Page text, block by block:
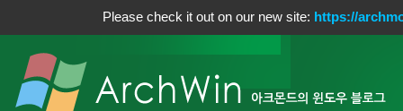
Please check it out on our new site: https://